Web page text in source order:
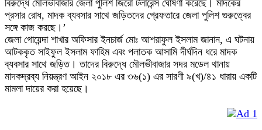
বিরুদ্ধে মৌলভীবাজার জেলা পুলিশ জিরো টলারেন্স ঘোষণা করেছে। মাদকের
প্রসার রোধ, মাদক ব্যবসার সাথে জড়িতদের গ্রেফতারে জেলা পুলিশ গুরুত্বের
সঙ্গে কাজ করছে।’
জেলা গোয়েন্দা শাখার অফিসার ইনচার্জ মোঃ আশরাফুল ইসলাম জানান, এ ঘটনায়
আটককৃত সাইফুল ইসলাম ফাহিম এবং পলাতক আসামি দীর্ঘদিন ধরে মাদক
ব্যবসার সাথে জড়িত। তাদের বিরুদ্ধে মৌলভীবাজার সদর মডেল থানায়
মাদকদ্রব্য নিয়ন্ত্রণ আইন ২০১৮ এর ৩৬(১) এর সারণী ৯(খ)/৪১ ধারায় একটি
মামলা দায়ের করা হয়েছে।